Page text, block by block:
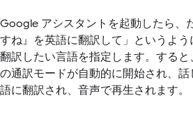
Google アシスタントを起動したら、
すね』を英語に翻訳して」というよ
翻訳したい言語を指定します。する
の通訳モードが自動的に開始され、
語に翻訳され、音声で再生されます。